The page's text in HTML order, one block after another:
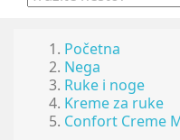
Početna
Nega
Ruke i noge
Kreme za ruke
Confort Creme